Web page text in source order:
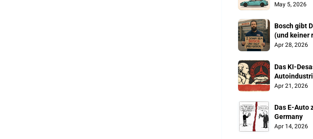
May 5, 2026
Bosch gibt
(und keiner
Apr 28, 2026
Das KI-
Apr 21, 2026
Das E-Auto
Germany
Apr 14, 2026